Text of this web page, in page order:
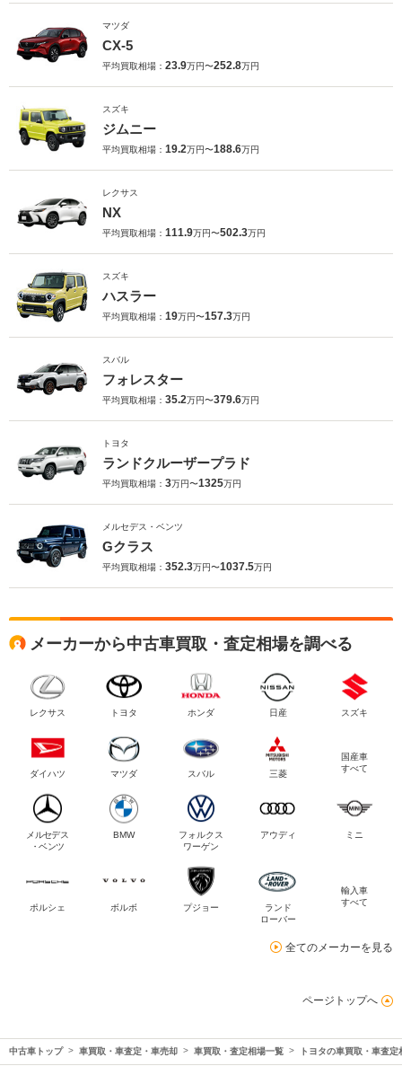
マツダ
CX-5
平均買取相場： 23.9万円〜252.8万円
スズキ
ジムニー
平均買取相場： 19.2万円〜188.6万円
レクサス
NX
平均買取相場： 111.9万円〜502.3万円
スズキ
ハスラー
平均買取相場： 19万円〜157.3万円
スバル
フォレスター
平均買取相場： 35.2万円〜379.6万円
トヨタ
ランドクルーザープラド
平均買取相場： 3万円〜1325万円
メルセデス・ベンツ
Gクラス
平均買取相場： 352.3万円〜1037.5万円
メーカーから中古車買取・査定相場を調べる
レクサス トヨタ ホンダ 日産 スズキ
ダイハツ マツダ スバル 三菱
国産車
すべて
メルセデス
・ベンツ
BMW
フォルクス
ワーゲン
アウディ ミニ
ポルシェ ボルボ プジョー
ランド
ローバー
輸入車
すべて
全てのメーカーを見る
ページトップへ
中古車トップ 車買取・車査定・車売却 車買取・査定相場一覧 トヨタの車買取・車査定